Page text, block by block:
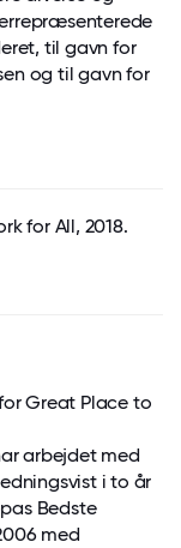
til gavn for
og til gavn for
for All, 2018.
Great Place to
arbejdet med
i to år
Bedste
med